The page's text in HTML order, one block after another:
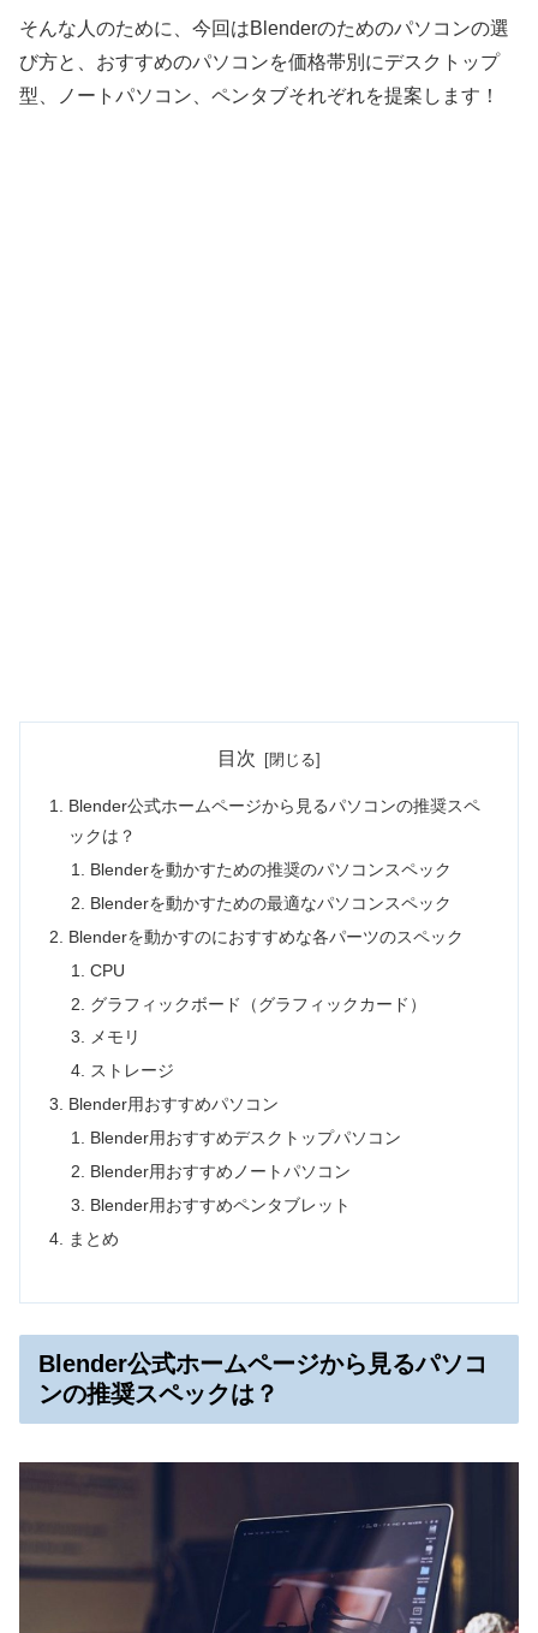
そんな人のために、今回はBlenderのためのパソコンの選
び方と、おすすめのパソコンを価格帯別にデスクトップ
型、ノートパソコン、ペンタブそれぞれを提案します！
目次
Blender公式ホームページから見るパソコンの推奨スペ
ックは？
Blenderを動かすための推奨のパソコンスペック
Blenderを動かすための最適なパソコンスペック
Blenderを動かすのにおすすめな各パーツのスペック
CPU
グラフィックボード（グラフィックカード）
メモリ
ストレージ
Blender用おすすめパソコン
Blender用おすすめデスクトップパソコン
Blender用おすすめノートパソコン
Blender用おすすめペンタブレット
まとめ
Blender公式ホームページから見るパソコ
ンの推奨スペックは？